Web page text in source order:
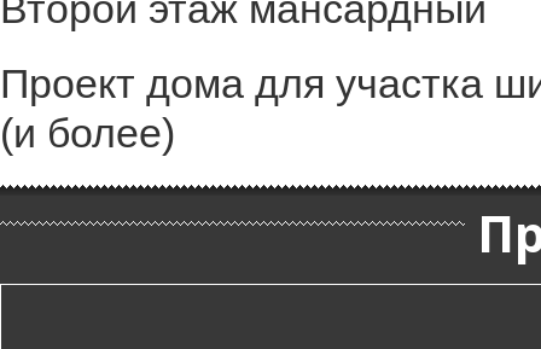
Проект дома для участка
(и более)